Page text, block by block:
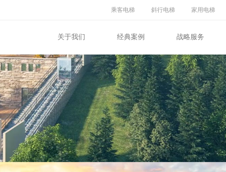
乘客电梯 斜行电梯 家用电梯
关于我们 经典案例 战略服务